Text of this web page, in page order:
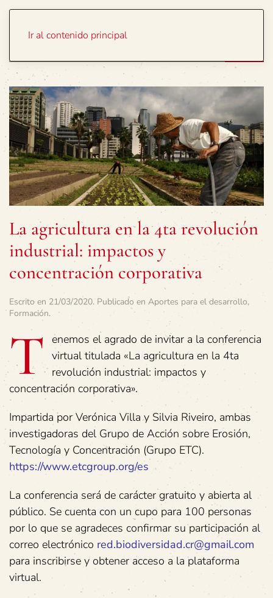
Ir al contenido principal
La agricultura en la 4ta revolución
industrial: impactos y
concentración corporativa
Escrito en 21/03/2020. Publicado en Aportes para el desarrollo,
Formación.
T
enemos el agrado de invitar a la conferencia
virtual titulada «La agricultura en la 4ta
revolución industrial: impactos y
concentración corporativa».
Impartida por Verónica Villa y Silvia Riveiro, ambas
investigadoras del Grupo de Acción sobre Erosión,
Tecnología y Concentración (Grupo ETC).
https://www.etcgroup.org/es
La conferencia será de carácter gratuito y abierta al
público. Se cuenta con un cupo para 100 personas
por lo que se agradeces confirmar su participación al
correo electrónico red.biodiversidad.cr@gmail.com
para inscribirse y obtener acceso a la plataforma
virtual.